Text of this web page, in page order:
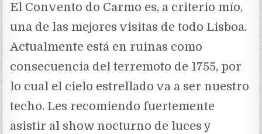
El Convento do Carmo es, a criterio mío,
una de las mejores visitas de todo Lisboa.
Actualmente está en ruinas como
consecuencia del terremoto de 1755, por
lo cual el cielo estrellado va a ser nuestro
techo. Les recomiendo fuertemente
asistir al show nocturno de luces y